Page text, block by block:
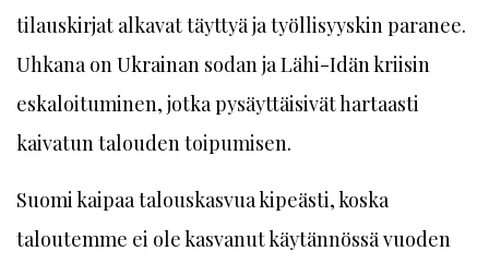
tilauskirjat alkavat täyttyä ja työllisyyskin paranee.
Uhkana on Ukrainan sodan ja Lähi-Idän kriisin
eskaloituminen, jotka pysäyttäisivät hartaasti
kaivatun talouden toipumisen.
Suomi kaipaa talouskasvua kipeästi, koska
taloutemme ei ole kasvanut käytännössä vuoden